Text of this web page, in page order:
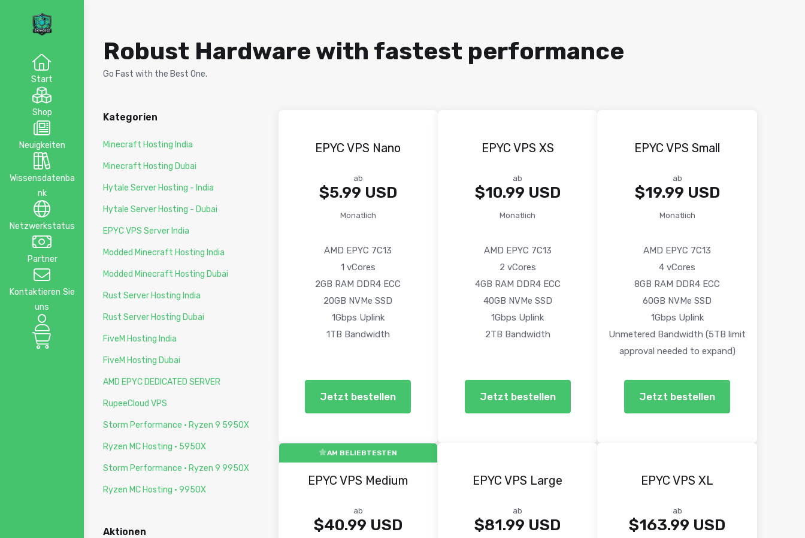
Start
Shop
Neuigkeiten
Wissensdatenba
nk
Netzwerkstatus
Partner
Kontaktieren Sie
uns
Robust Hardware with fastest performance
Go Fast with the Best One.
Kategorien
Minecraft Hosting India
Minecraft Hosting Dubai
Hytale Server Hosting - India
Hytale Server Hosting - Dubai
EPYC VPS Server India
Modded Minecraft Hosting India
Modded Minecraft Hosting Dubai
Rust Server Hosting India
Rust Server Hosting Dubai
FiveM Hosting India
FiveM Hosting Dubai
AMD EPYC DEDICATED SERVER
RupeeCloud VPS
Storm Performance · Ryzen 9 5950X
Ryzen MC Hosting · 5950X
Storm Performance · Ryzen 9 9950X
Ryzen MC Hosting · 9950X
Aktionen
EPYC VPS Nano
ab
$5.99 USD
Monatlich
AMD EPYC 7C13
1 vCores
2GB RAM DDR4 ECC
20GB NVMe SSD
1Gbps Uplink
1TB Bandwidth
Jetzt bestellen
EPYC VPS XS
ab
$10.99 USD
Monatlich
AMD EPYC 7C13
2 vCores
4GB RAM DDR4 ECC
40GB NVMe SSD
1Gbps Uplink
2TB Bandwidth
Jetzt bestellen
EPYC VPS Small
ab
$19.99 USD
Monatlich
AMD EPYC 7C13
4 vCores
8GB RAM DDR4 ECC
60GB NVMe SSD
1Gbps Uplink
Unmetered Bandwidth (5TB limit
approval needed to expand)
Jetzt bestellen
AM BELIEBTESTEN
EPYC VPS Medium
ab
$40.99 USD
EPYC VPS Large
ab
$81.99 USD
EPYC VPS XL
ab
$163.99 USD